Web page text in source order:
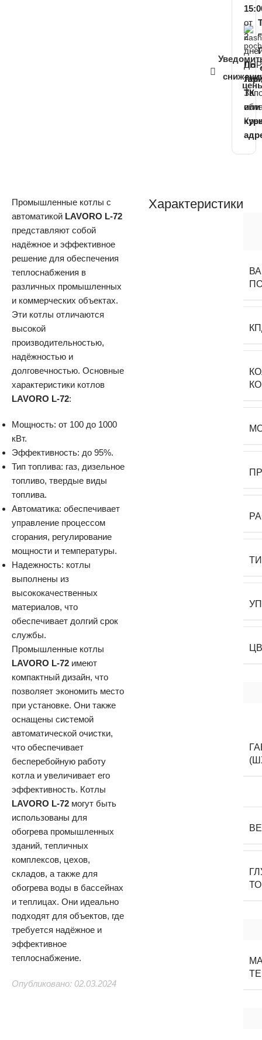
ДНР,
ЛНР,
от
2
По
ТК
или
Промышленные котлы с
автоматикой LAVORO L-72
представляют собой
надёжное и эффективное
решение для обеспечения
теплоснабжения в
различных промышленных
и коммерческих объектах.
Эти котлы отличаются
высокой
производительностью,
надёжностью и
долговечностью. Основные
характеристики котлов
LAVORO L-72:
Мощность: от 100 до 1000
кВт.
Эффективность: до 95%.
Тип топлива: газ, дизельное
топливо, твердые виды
топлива.
Автоматика: обеспечивает
управление процессом
сгорания, регулирование
мощности и температуры.
Надежность: котлы
выполнены из
высококачественных
материалов, что
обеспечивает долгий срок
службы.
Промышленные котлы
LAVORO L-72 имеют
компактный дизайн, что
позволяет экономить место
при установке. Они также
оснащены системой
автоматической очистки,
что обеспечивает
бесперебойную работу
котла и увеличивает его
эффективность. Котлы
LAVORO L-72 могут быть
использованы для
обогрева промышленных
зданий, тепличных
комплексов, цехов,
складов, а также для
обогрева воды в бассейнах
и теплицах. Они идеально
подходят для объектов, где
требуется надёжное и
эффективное
теплоснабжение.
Опубликовано: 02.03.2024
Характеристики